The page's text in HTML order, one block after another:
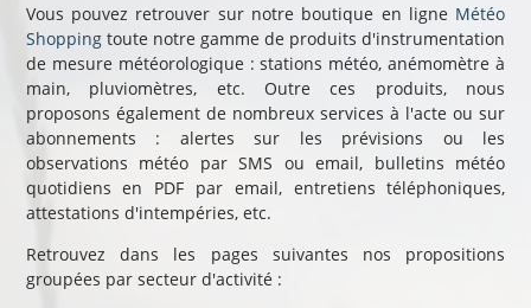
Vous pouvez retrouver sur notre boutique en ligne Météo
Shoppingtoute notre gamme de produits d'instrumentation
de mesure météorologique : stations météo, anémomètre à
main, pluviomètres, etc. Outre ces produits, nous
proposons également de nombreux services à l'acte ou sur
abonnements : alertes sur les prévisions ou les
observations météo par SMS ou email, bulletins météo
quotidiens en PDF par email, entretiens téléphoniques,
attestations d'intempéries, etc.
Retrouvez dans les pages suivantes nos propositions
groupées par secteur d'activité :